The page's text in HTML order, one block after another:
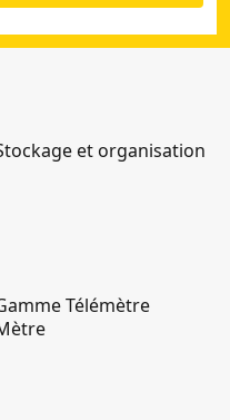
et organisation
Télémètre